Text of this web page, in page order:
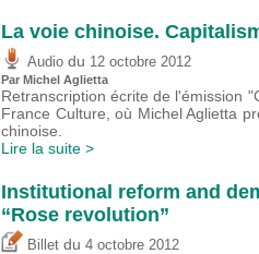
La voie chinoise.
Audio du 12 octobre 2012
Par Michel Aglietta
Retranscription écrite de l'émission
France Culture, où Michel Aglietta
chinoise.
Lire la suite >
Institutional reform and
“Rose revolution”
Billet du 4 octobre 2012